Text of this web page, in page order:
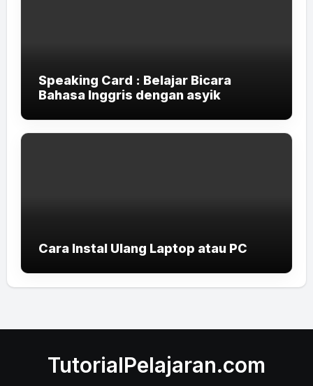
Speaking Card : Belajar Bicara
Bahasa Inggris dengan asyik
Cara Instal Ulang Laptop atau PC
TutorialPelajaran.com